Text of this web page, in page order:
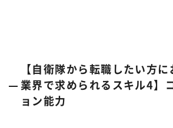
【自衛隊から転職したい方
業界で求められるスキル4】
ョン能力